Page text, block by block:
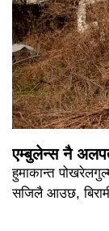
एम्बुलेन्स नै
हुमाकान्त
सजिलै आउछ,